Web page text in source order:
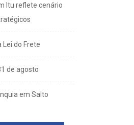
Itu reflete cenário
Lei do Frete
de agosto
em Salto